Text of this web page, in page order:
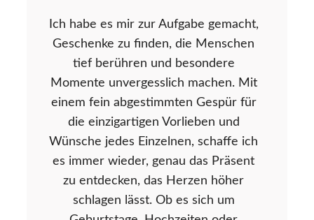
Ich habe es mir zur Aufgabe gemacht,
Geschenke zu finden, die Menschen
tief berühren und besondere
Momente unvergesslich machen. Mit
einem fein abgestimmten Gespür für
die einzigartigen Vorlieben und
Wünsche jedes Einzelnen, schaffe ich
es immer wieder, genau das Präsent
zu entdecken, das Herzen höher
schlagen lässt. Ob es sich um